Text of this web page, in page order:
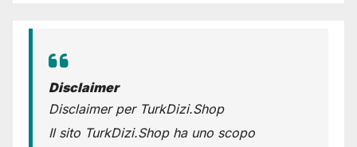
Disclaimer
Disclaimer per TurkDizi.Shop
Il sito TurkDizi.Shop ha uno scopo